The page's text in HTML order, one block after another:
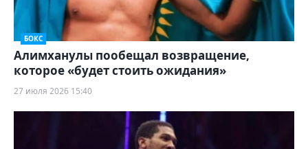
БОКС
Алимханулы пообещал возвращение,
которое «будет стоить ожидания»
27 июля 2026 15:40